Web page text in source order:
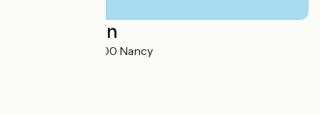
Localisation
5 Rue Chanzy 54100 Nancy